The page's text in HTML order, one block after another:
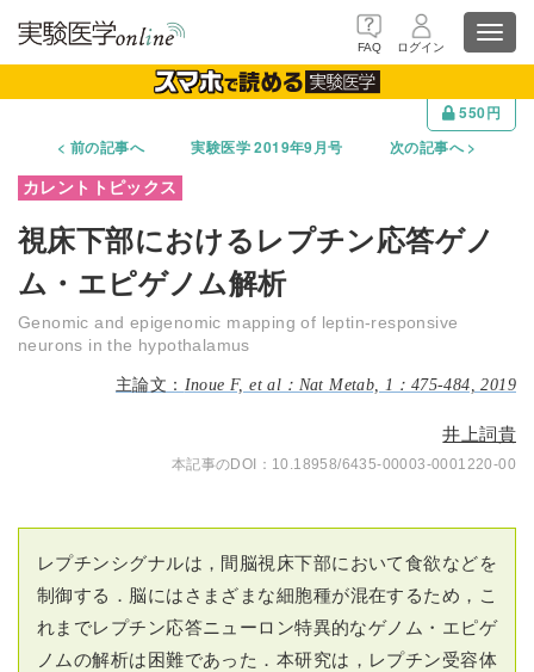
FAQ ログイン
550円
前の記事へ
実験医学 2019年9月号 次の記事へ
視床下部におけるレプチン応答ゲノ
ム・エピゲノム解析
Genomic and epigenomic mapping of leptin-responsive
neurons in the hypothalamus
Inoue F, et al：Nat Metab, 1：475-484, 2019
井上詞貴
10.18958/6435-00003-0001220-00
レプチンシグナルは，間脳視床下部において食欲などを
制御する．脳にはさまざまな細胞種が混在するため，こ
れまでレプチン応答ニューロン特異的なゲノム・エピゲ
ノムの解析は困難であった．本研究は，レプチン受容体